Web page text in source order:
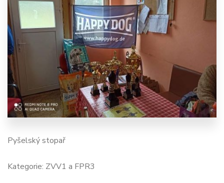
Pyšelský stopař
Kategorie: ZVV1 a FPR3